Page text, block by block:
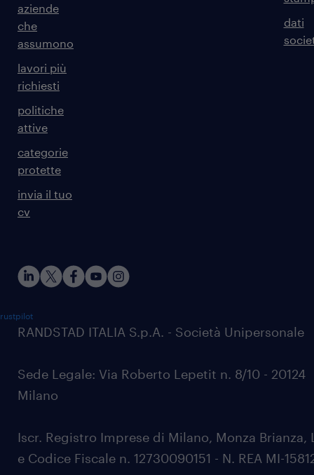
aziende
che
assumono
lavori più
richiesti
politiche
attive
categorie
protette
invia il tuo
cv
dati
RANDSTAD ITALIA S.p.A. - Società Unipersonale
Sede Legale: Via Roberto Lepetit n. 8/10 - 20124
Milano
Iscr. Registro Imprese di Milano, Monza Brianza,
e Codice Fiscale n. 12730090151 - N. REA MI-